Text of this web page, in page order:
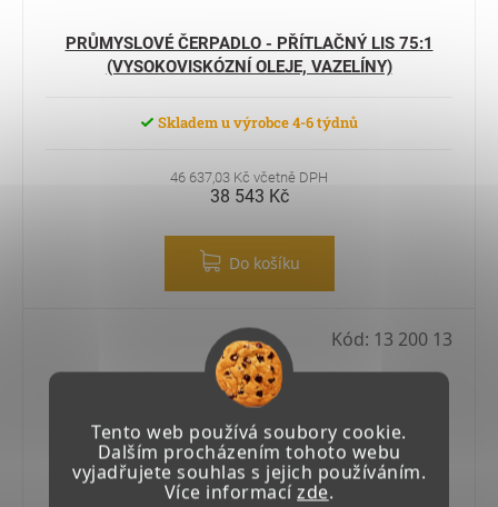
Tento web používá soubory cookie.
Dalším procházením tohoto webu
vyjadřujete souhlas s jejich používáním.
Více informacízde.
PRŮMYSLOVÉ ČERPADLO - PŘÍTLAČNÝ LIS 75:1
(VYSOKOVISKÓZNÍ OLEJE, VAZELÍNY)
Skladem u výrobce 4-6 týdnů
46 637,03 Kč včetně DPH
38 543 Kč
Do košíku
Kód: 13 200 13